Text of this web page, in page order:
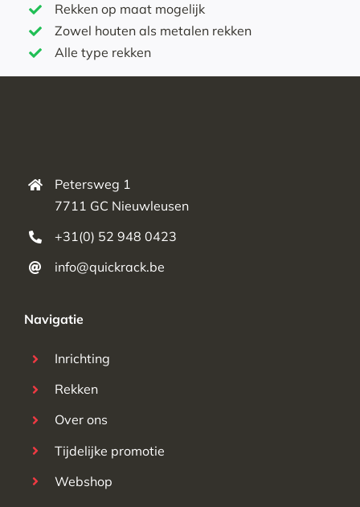
Rekken op maat mogelijk
Zowel houten als metalen rekken
Alle type rekken
Petersweg 1
7711 GC Nieuwleusen
+31(0) 52 948 0423
info@quickrack.be
Navigatie
Inrichting
Rekken
Over ons
Tijdelijke promotie
Webshop